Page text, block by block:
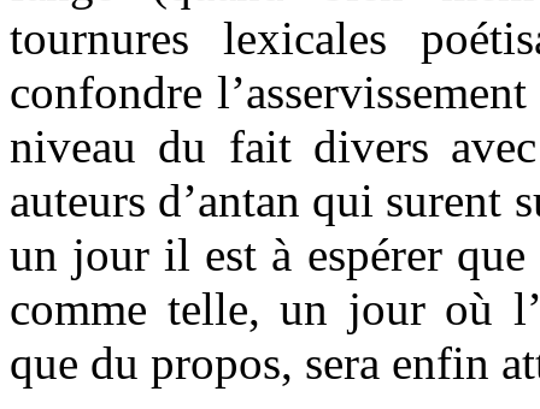
tournures lexicales
confondre
niveau du fait divers
auteurs d’antan qui surent
un jour il est à espérer que
comme telle, un jour où
que du propos, sera enfin